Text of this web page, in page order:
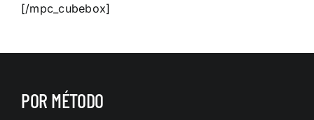
[/mpc_cubebox]
POR MÉTODO